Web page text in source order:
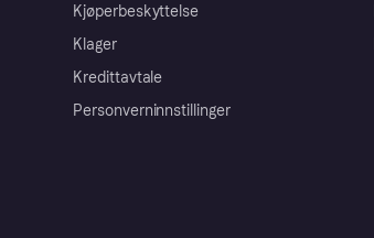
Kjøperbeskyttelse
Klager
Kredittavtale
Personverninnstillinger